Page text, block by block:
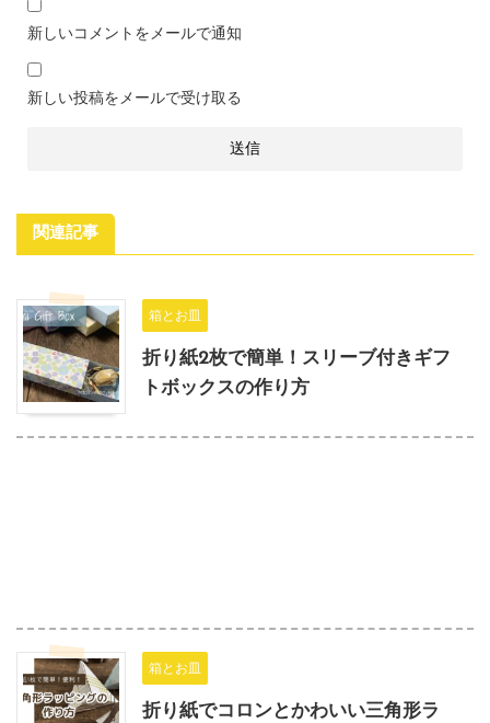
新しいコメントをメールで通知
新しい投稿をメールで受け取る
関連記事
箱とお皿
折り紙2枚で簡単！スリーブ付きギフ
トボックスの作り方
箱とお皿
折り紙でコロンとかわいい三角形ラ